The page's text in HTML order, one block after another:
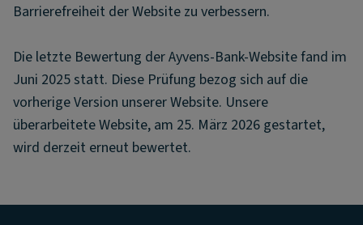
Barrierefreiheit der Website zu verbessern.
Die letzte Bewertung der Ayvens-Bank-Website fand im
Juni 2025 statt. Diese Prüfung bezog sich auf die
vorherige Version unserer Website. Unsere
überarbeitete Website, am 25. März 2026 gestartet,
wird derzeit erneut bewertet.